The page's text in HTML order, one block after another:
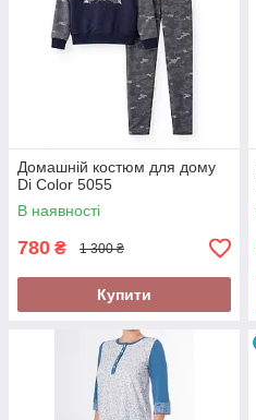
Домашній костюм для дому
Di Color 5055
В наявності
780 ₴ 1 300 ₴
Купити